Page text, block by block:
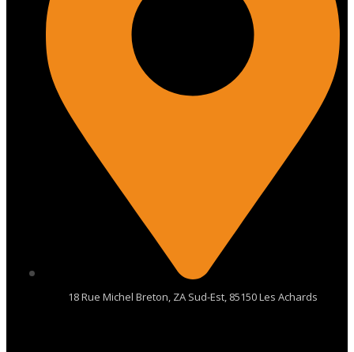
18 Rue Michel Breton, ZA Sud-Est, 85150 Les Achards